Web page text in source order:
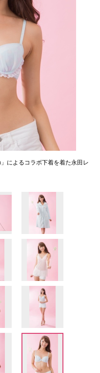
によるコラボ下着を着た永田レ